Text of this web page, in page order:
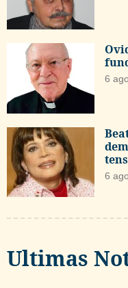
6
6
Ultimas